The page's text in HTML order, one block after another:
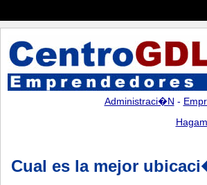
Administraci�n -
Cual es la mejor